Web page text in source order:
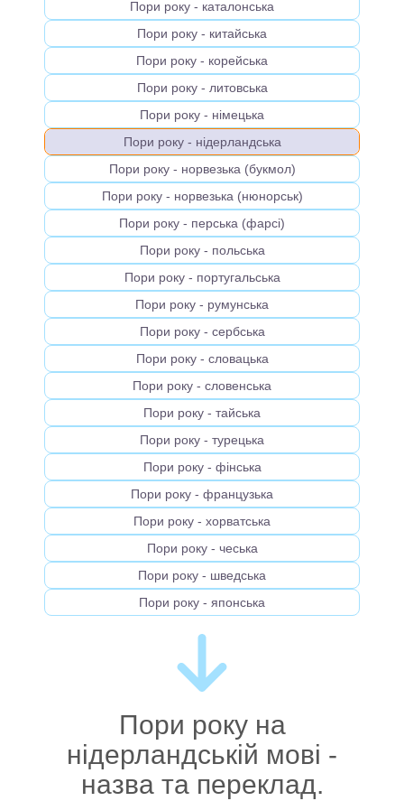
Пори року - каталонська
Пори року - китайська
Пори року - корейська
Пори року - литовська
Пори року - німецька
Пори року - нідерландська
Пори року - норвезька (букмол)
Пори року - норвезька (нюнорськ)
Пори року - перська (фарсі)
Пори року - польська
Пори року - португальська
Пори року - румунська
Пори року - сербська
Пори року - словацька
Пори року - словенська
Пори року - тайська
Пори року - турецька
Пори року - фінська
Пори року - французька
Пори року - хорватська
Пори року - чеська
Пори року - шведська
Пори року - японська
Пори року на
нідерландській мові -
назва та переклад.